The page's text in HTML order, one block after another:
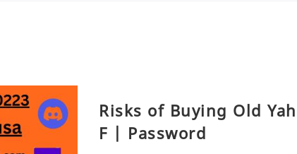
Risks of Buying Old
F | Password